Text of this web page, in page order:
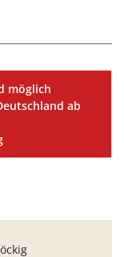
möglich
ab